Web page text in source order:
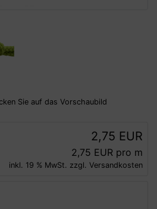
Sie auf das Vorschaubild
2,75 EUR
2,75 EUR pro m
inkl. 19 % MwSt. zzgl. Versandkosten